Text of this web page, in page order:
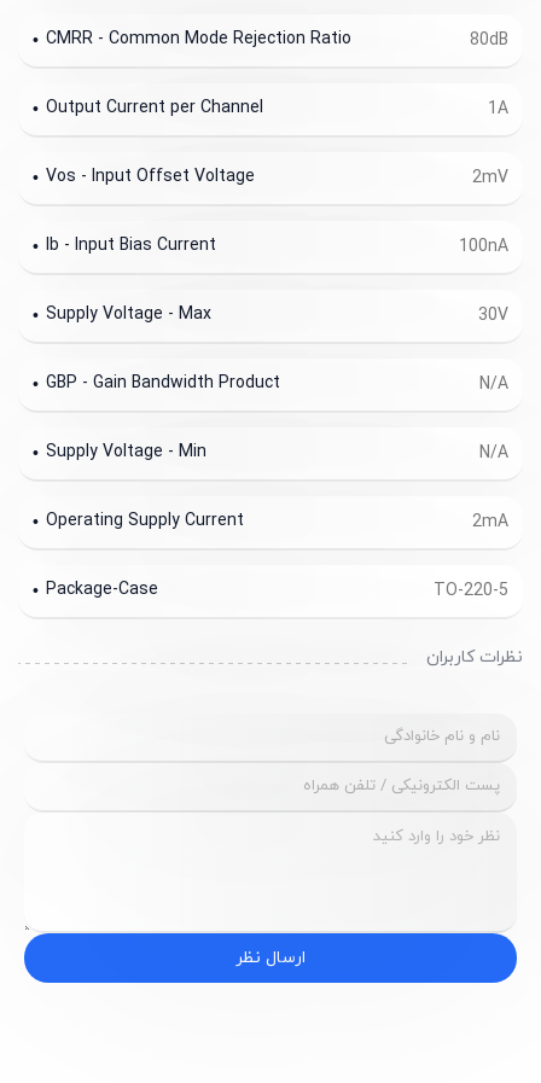
80dB
CMRR - Common Mode Rejection Ratio
1A
Output Current per Channel
2mV
Vos - Input Offset Voltage
100nA
Ib - Input Bias Current
30V
Supply Voltage - Max
N/A
GBP - Gain Bandwidth Product
N/A
Supply Voltage - Min
2mA
Operating Supply Current
TO-220-5
Package-Case
نظرات کاربران
ارسال نظر